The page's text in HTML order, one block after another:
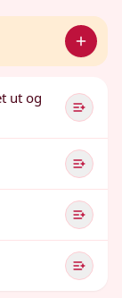
ut og